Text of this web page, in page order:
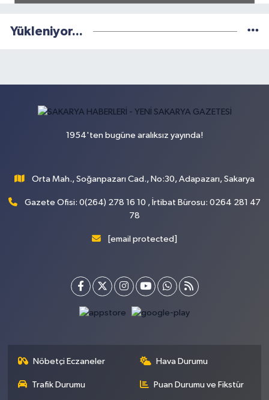
Yükleniyor...
1954'ten bugüne aralıksız yayında!
Orta Mah., Soğanpazarı Cad., No:30, Adapazarı, Sakarya
Gazete Ofisi: 0(264) 278 16 10 , İrtibat Bürosu: 0264 281 47
78
[email protected]
Nöbetçi Eczaneler Hava Durumu
Trafik Durumu Puan Durumu ve Fikstür